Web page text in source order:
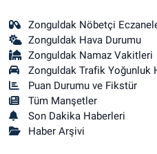
Zonguldak Nöbetçi
Zonguldak Hava Durumu
Zonguldak Namaz Vakitleri
Zonguldak Trafik Yoğunluk
Puan Durumu ve Fikstür
Tüm Manşetler
Son Dakika Haberleri
Haber Arşivi